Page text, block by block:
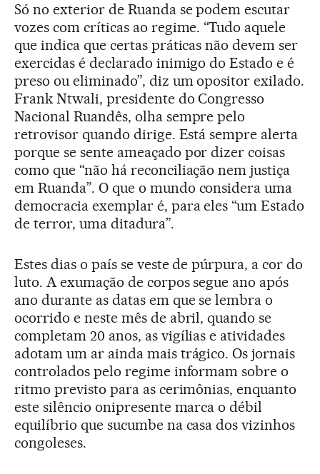
Só no exterior de Ruanda se podem escutar
vozes com críticas ao regime. “Tudo aquele
que indica que certas práticas não devem ser
exercidas é declarado inimigo do Estado e é
preso ou eliminado”, diz um opositor exilado.
Frank Ntwali, presidente do Congresso
Nacional Ruandês, olha sempre pelo
retrovisor quando dirige. Está sempre alerta
porque se sente ameaçado por dizer coisas
como que “não há reconciliação nem justiça
em Ruanda”. O que o mundo considera uma
democracia exemplar é, para eles “um Estado
de terror, uma ditadura”.
Estes dias o país se veste de púrpura, a cor do
luto. A exumação de corpos segue ano após
ano durante as datas em que se lembra o
ocorrido e neste mês de abril, quando se
completam 20 anos, as vigílias e atividades
adotam um ar ainda mais trágico. Os jornais
controlados pelo regime informam sobre o
ritmo previsto para as cerimônias, enquanto
este silêncio onipresente marca o débil
equilíbrio que sucumbe na casa dos vizinhos
congoleses.